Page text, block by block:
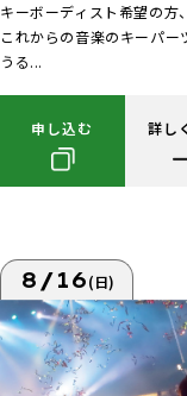
キーボーディスト希望の方
これからの音楽のキーパー
うる...
申し込む 詳し
8/16(日)